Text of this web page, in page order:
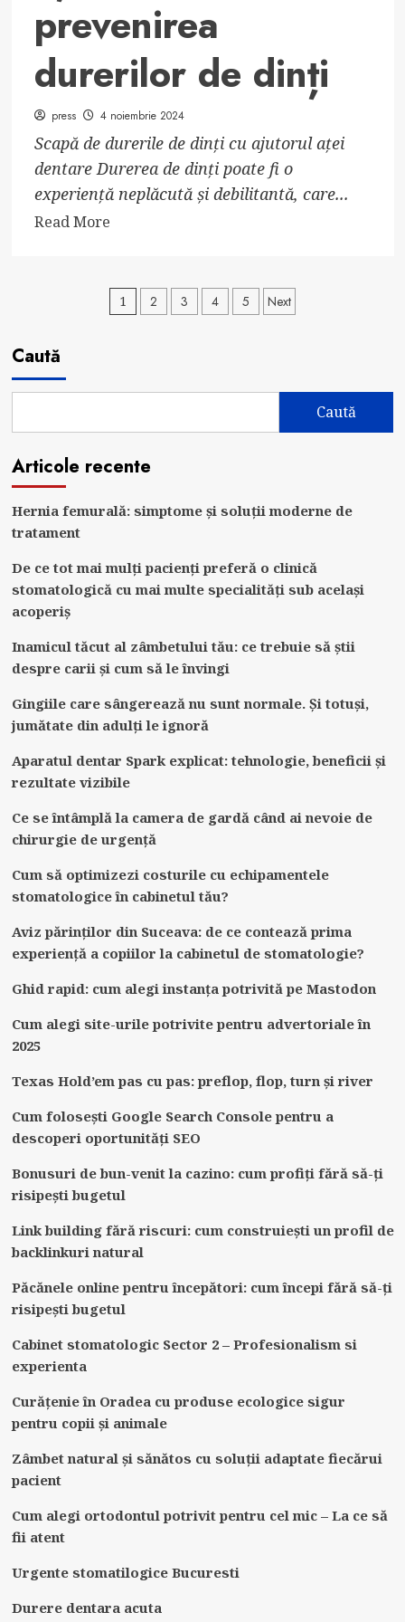
prevenirea
durerilor de dinți
press 4 noiembrie 2024
Scapă de durerile de dinți cu ajutorul aței
dentare Durerea de dinți poate fi o
experiență neplăcută și debilitantă, care...
Read MoreRead
Rolul
periuței
de
Paginație
1 2 3 4 5 Next
Caută
Caută
Articole recente
Hernia femurală: simptome și soluții moderne de
tratament
De ce tot mai mulți pacienți preferă o clinică
stomatologică cu mai multe specialități sub același
acoperiș
Inamicul tăcut al zâmbetului tău: ce trebuie să știi
despre carii și cum să le învingi
Gingiile care sângerează nu sunt normale. Și totuși,
jumătate din adulți le ignoră
Aparatul dentar Spark explicat: tehnologie, beneficii și
rezultate vizibile
Ce se întâmplă la camera de gardă când ai nevoie de
chirurgie de urgență
Cum să optimizezi costurile cu echipamentele
stomatologice în cabinetul tău?
Aviz părinților din Suceava: de ce contează prima
experiență a copiilor la cabinetul de stomatologie?
Ghid rapid: cum alegi instanța potrivită pe Mastodon
Cum alegi site-urile potrivite pentru advertoriale în
2025
Texas Hold’em pas cu pas: preflop, flop, turn și river
Cum folosești Google Search Console pentru a
descoperi oportunități SEO
Bonusuri de bun-venit la cazino: cum profiți fără să-ți
risipești bugetul
Link building fără riscuri: cum construiești un profil de
backlinkuri natural
Păcănele online pentru începători: cum începi fără să-ți
risipești bugetul
Cabinet stomatologic Sector 2 – Profesionalism si
experienta
Curățenie în Oradea cu produse ecologice sigur
pentru copii și animale
Zâmbet natural și sănătos cu soluții adaptate fiecărui
pacient
Cum alegi ortodontul potrivit pentru cel mic – La ce să
fii atent
Urgente stomatilogice Bucuresti
Durere dentara acuta